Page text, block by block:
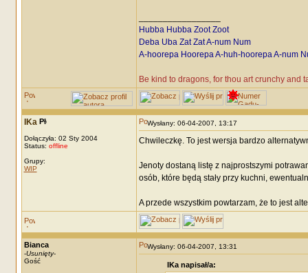
Hubba Hubba Zoot Zoot
Deba Uba Zat Zat A-num Num
A-hoorepa Hoorepa A-huh-hoorepa A-num
Be kind to dragons, for thou art crunchy and
IKa
Dołączyła: 02 Sty 2004
Status: offline
Grupy:
WIP
Wysłany: 06-04-2007, 13:17
Chwileczkę. To jest wersja bardzo
Jenoty dostaną listę z najprostszymi
osób, które będą stały przy kuchni,
A przede wszystkim powtarzam, że to jest
Bianca
-Usunięty-
Gość
Wysłany: 06-04-2007, 13:31
IKa napisał/a: